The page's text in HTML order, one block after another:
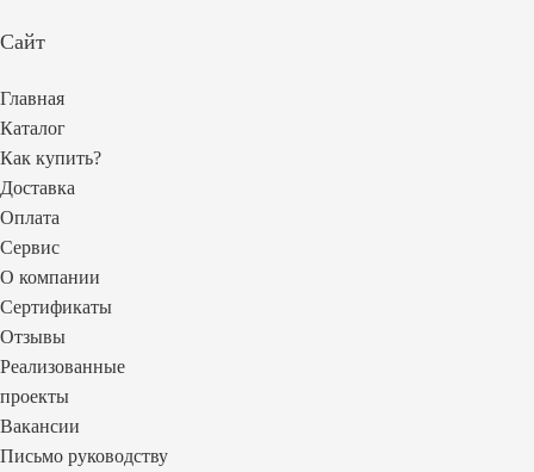
Сайт
Главная
Каталог
Как купить?
Доставка
Оплата
Сервис
О компании
Сертификаты
Отзывы
Реализованные
проекты
Вакансии
Письмо руководству